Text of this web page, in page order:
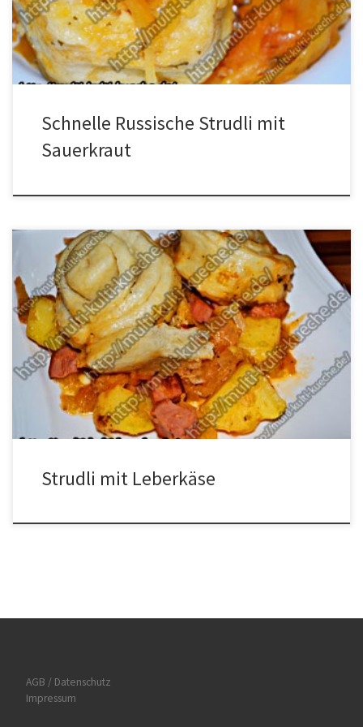
geben, das Wasser darf den Kohl aber nicht bedecken. Da sonst
der Teig […]
Schnelle Russische Strudli mit
Sauerkraut
Zutaten für Strudli mit Leberkäse Für den Teig500g Mehl1 Würfel
Hefe30ml Öl250ml warmes Wasser1 Päck. BackpulverSalz Für die
Rest700g Sauerkrau400g Leberkäse90g Tomaten Ketchup1 kg
Kartoffeln2 Zwiebeln3 EL. getrocknete PetersilieSalz und Pfeffer
Zubereitung für Strudli mit Leberkäse Die Kartoffeln schälen und in
Mundgerechte Stücke schneiden, die Zwiebeln schälen und klein
schneiden […]
Strudli mit Leberkäse
AGB / Datenschutz
Impressum